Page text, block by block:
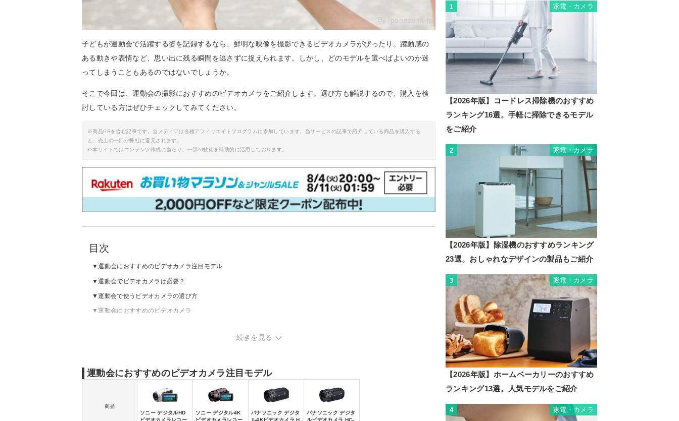
panasonic.jp
子どもが運動会で活躍する姿を記録するなら、鮮明な映像を撮影できるビデオカメラがぴったり。躍動感の
ある動きや表情など、思い出に残る瞬間を逃さずに捉えられます。しかし、どのモデルを選べばよいのか迷
ってしまうこともあるのではないでしょうか。
そこで今回は、運動会の撮影におすすめのビデオカメラをご紹介します。選び方も解説するので、購入を検
討している方はぜひチェックしてみてください。
※商品PRを含む記事です。当メディアは各種アフィリエイトプログラムに参加しています。当サービスの記事で紹介している商品を購入する
と、売上の一部が弊社に還元されます。
※本サイトではコンテンツ作成に当たり、一部AI技術を補助的に活用しております。
目次
運動会におすすめのビデオカメラ注目モデル
運動会でビデオカメラは必要？
運動会で使うビデオカメラの選び方
運動会におすすめのビデオカメラ
続きを見る
運動会におすすめのビデオカメラ注目モデル
商品
ソニー デジタルHD
ビデオカメラレコー
ソニー デジタル4K
ビデオカメラレコー
パナソニック デジタ
ル4Kビデオカメラ H
パナソニック デジタ
ルビデオカメラ HC-
1 家電・カメラ
【2026年版】コードレス掃除機のおすすめ
ランキング16選。手軽に掃除できるモデル
をご紹介
2 家電・カメラ
【2026年版】除湿機のおすすめランキング
23選。おしゃれなデザインの製品もご紹介
3 家電・カメラ
【2026年版】ホームベーカリーのおすすめ
ランキング13選。人気モデルをご紹介
4 家電・カメラ